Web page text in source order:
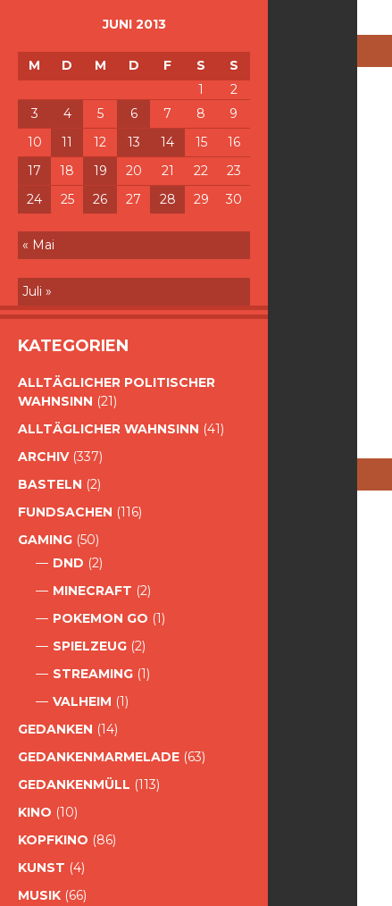
JUNI 2013
M D M D F S
S
1
2
3
4 5 6 7 8
9
10
11 12 13 14 15
16
17
18 19 20 21 22
23
24
25 26 27 28 29 30
« Mai
Juli »
KATEGORIEN
ALLTÄGLICHER POLITISCHER
WAHNSINN (21)
ALLTÄGLICHER WAHNSINN (41)
ARCHIV(337)
BASTELN (2)
FUNDSACHEN (116)
GAMING (50)
DND (2)
MINECRAFT (2)
POKEMON GO (1)
SPIELZEUG (2)
STREAMING (1)
VALHEIM (1)
GEDANKEN (14)
GEDANKENMARMELADE (63)
GEDANKENMÜLL (113)
KINO (10)
KOPFKINO (86)
KUNST (4)
MUSIK (66)